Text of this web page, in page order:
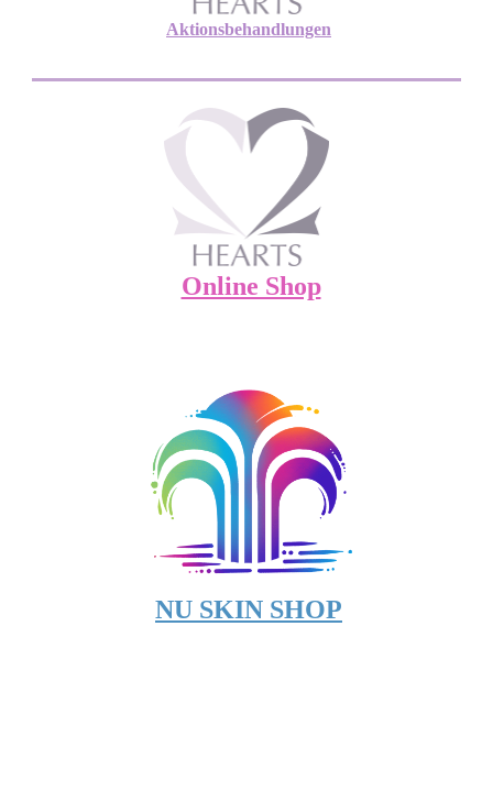
Aktionsbehandlungen
Online Shop
NU SKIN SHOP